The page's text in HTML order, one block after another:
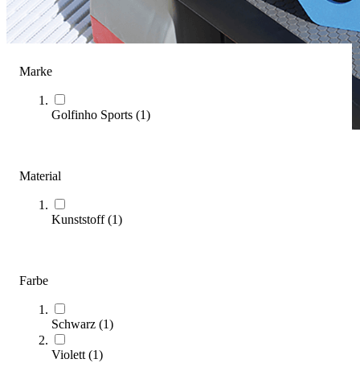
Marke
Golfinho Sports (1)
Material
Kunststoff(1)
Farbe
Schwarz (1)
Violett (1)
Artikel)
Zum Ratgeber
Kategorien & Filter
Sortieren nach